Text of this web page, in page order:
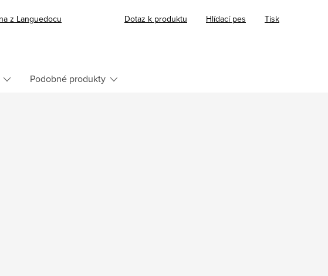
z Languedocu Tisk
Dotaz k produktu Hlídací pes
Podobné produkty